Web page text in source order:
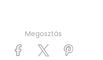
Megosztás